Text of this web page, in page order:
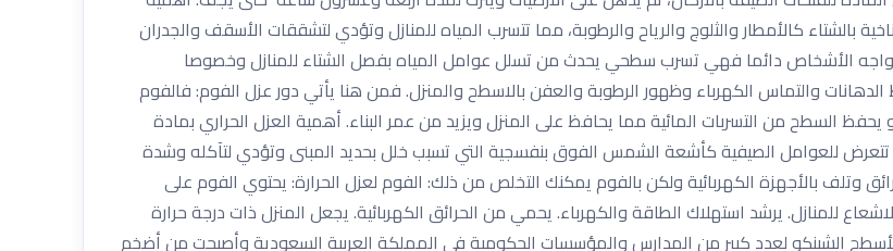
بالشتاء كالأمطار والثلوج والرياح والرطوبة، مما تتسرب المياه للمنازل وتؤدي لتشققات الأسقف والجدران
الأشخاص دائما فهي تسرب سطحي يحدث من تسلل عوامل المياه بفصل الشتاء للمنازل وخصوصا
والتماس الكهرباء وظهور الرطوبة والعفن بالاسطح والمنزل. فمن هنا يأتي دور عزل الفوم: فالفوم
السطح من التسربات المائية مما يحافظ على المنزل ويزيد من عمر البناء. أهمية العزل الحراري بمادة
للعوامل الصيفية كأشعة الشمس الفوق بنفسجية التي تسبب خلل بحديد المبنى وتؤدي لتآكله وشدة
وتلف بالأجهزة الكهربائية ولكن بالفوم يمكنك التخلص من ذلك: الفوم لعزل الحرارة: يحتوي الفوم على
للمنازل. يرشد استهلاك الطاقة والكهرباء. يحمي من الحرائق الكهربائية. يجعل المنزل ذات درجة حرارة
الشينكو لعدد كبير من المدارس والمؤسسات الحكومية في المملكة العربية السعودية وأصبحت من أضخم